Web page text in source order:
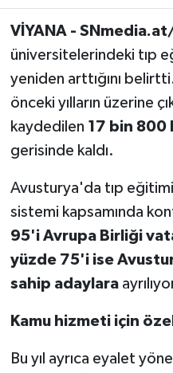
VİYANA -
üniversitelerindeki tıp
yeniden arttığını
önceki yılların üzerine
kaydedilen 17 bin 800
gerisinde kaldı.
Avusturya'da tıp
sistemi kapsamında
95'i Avrupa Birliği
yüzde 75'i ise
sahip adaylara
Kamu hizmeti için
Bu yıl ayrıca eyalet